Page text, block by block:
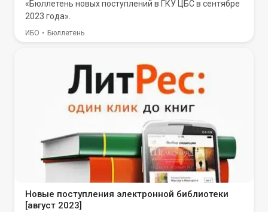
«Бюллетень новых поступлений в ГКУ ЦБС в сентябре
2023 года».
ИБО Бюллетень
Новые поступления электронной библиотеки
[август 2023]